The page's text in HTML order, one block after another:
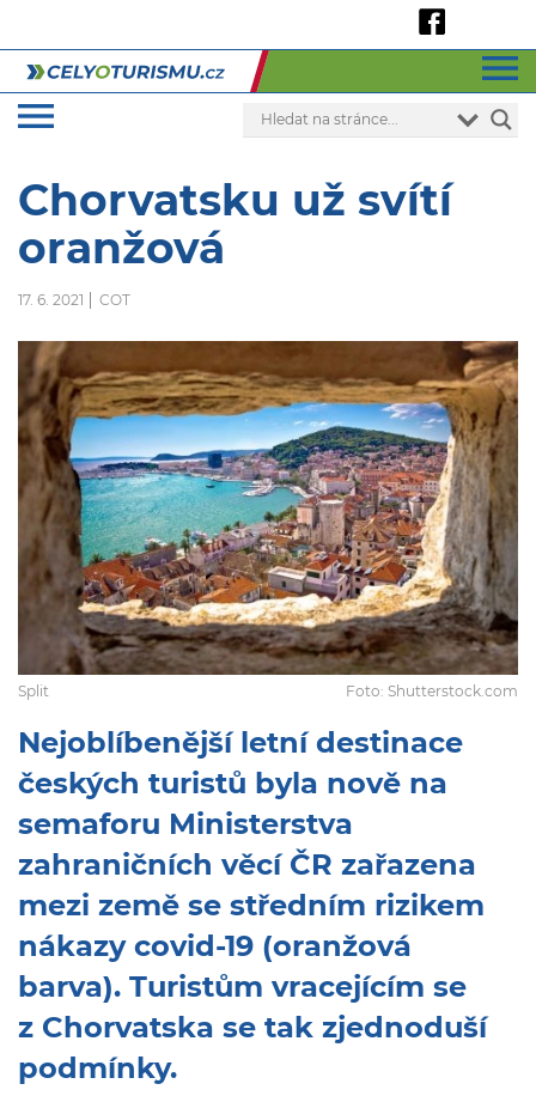
Chorvatsku už svítí
oranžová
17. 6. 2021 COT
Split Foto: Shutterstock.com
Nejoblíbenější letní destinace
českých turistů byla nově na
semaforu Ministerstva
zahraničních věcí ČR zařazena
mezi země se středním rizikem
nákazy covid-19 (oranžová
barva). Turistům vracejícím se
z Chorvatska se tak zjednoduší
podmínky.